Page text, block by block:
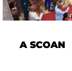
A SCOAN